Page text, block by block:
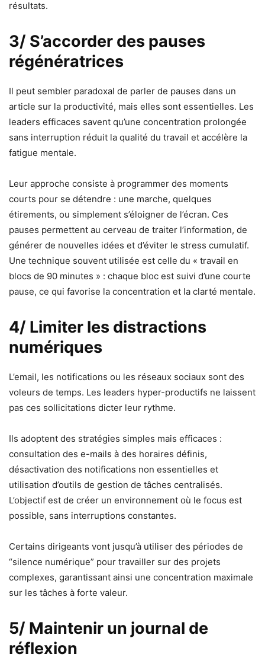
résultats.
3/ S’accorder des pauses
régénératrices
Il peut sembler paradoxal de parler de pauses dans un
article sur la productivité, mais elles sont essentielles. Les
leaders efficaces savent qu’une concentration prolongée
sans interruption réduit la qualité du travail et accélère la
fatigue mentale.
Leur approche consiste à programmer des moments
courts pour se détendre : une marche, quelques
étirements, ou simplement s’éloigner de l’écran. Ces
pauses permettent au cerveau de traiter l’information, de
générer de nouvelles idées et d’éviter le stress cumulatif.
Une technique souvent utilisée est celle du « travail en
blocs de 90 minutes » : chaque bloc est suivi d’une courte
pause, ce qui favorise la concentration et la clarté mentale.
4/ Limiter les distractions
numériques
L’email, les notifications ou les réseaux sociaux sont des
voleurs de temps. Les leaders hyper-productifs ne laissent
pas ces sollicitations dicter leur rythme.
Ils adoptent des stratégies simples mais efficaces :
consultation des e-mails à des horaires définis,
désactivation des notifications non essentielles et
utilisation d’outils de gestion de tâches centralisés.
L’objectif est de créer un environnement où le focus est
possible, sans interruptions constantes.
Certains dirigeants vont jusqu’à utiliser des périodes de
“silence numérique” pour travailler sur des projets
complexes, garantissant ainsi une concentration maximale
sur les tâches à forte valeur.
5/ Maintenir un journal de
réflexion